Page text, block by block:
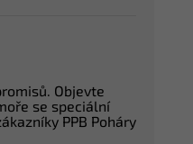
Objevte
se speciální
PPB Poháry